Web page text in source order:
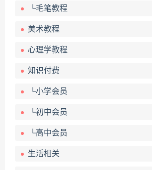
└毛笔教程
美术教程
心理学教程
知识付费
└小学会员
└初中会员
└高中会员
生活相关